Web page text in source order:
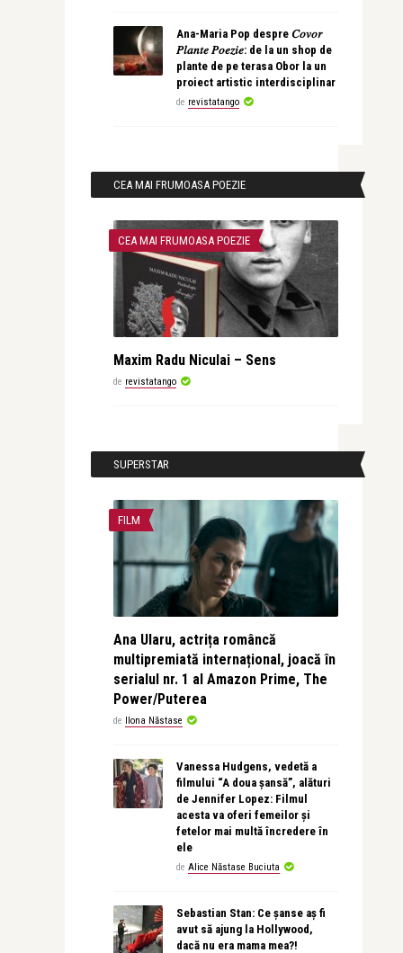
Ana-Maria Pop despre 𝐶𝑜𝑣𝑜𝑟
𝑃𝑙𝑎𝑛𝑡𝑒 𝑃𝑜𝑒𝑧𝑖𝑒: de la un shop de
plante de pe terasa Obor la un
proiect artistic interdisciplinar
de revistatango
CEA MAI FRUMOASA POEZIE
CEA MAI FRUMOASA POEZIE
Maxim Radu Niculai – Sens
de revistatango
SUPERSTAR
FILM
Ana Ularu, actrița româncă
multipremiată internațional, joacă în
serialul nr. 1 al Amazon Prime, The
Power/Puterea
de Ilona Năstase
Vanessa Hudgens, vedetă a
filmului “A doua șansă”, alături
de Jennifer Lopez: Filmul
acesta va oferi femeilor și
fetelor mai multă încredere în
ele
de Alice Năstase Buciuta
Sebastian Stan: Ce șanse aș fi
avut să ajung la Hollywood,
dacă nu era mama mea?!